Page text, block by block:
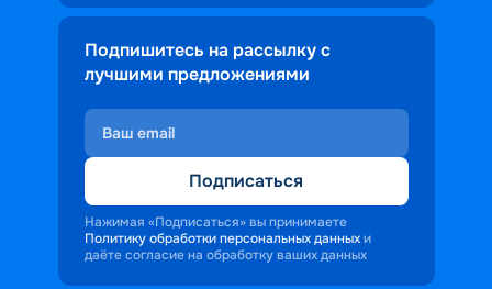
Подпишитесь на рассылку с
лучшими предложениями
Подписаться
Нажимая «Подписаться» вы принимаете
Политику обработки персональных данных и
даёте согласие на обработку ваших данных